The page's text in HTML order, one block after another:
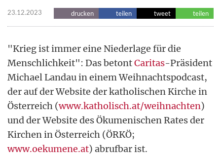
23.12.2023 drucken teilen tweet teilen
"Krieg ist immer eine Niederlage für die
Menschlichkeit": Das betontCaritas-Präsident
Michael Landau in einem Weihnachtspodcast,
der auf der Website der katholischen Kirche in
Österreich (www.katholisch.at/weihnachten)
und der Website des Ökumenischen Rates der
Kirchen in Österreich (ÖRKÖ;
www.oekumene.at) abrufbar ist.